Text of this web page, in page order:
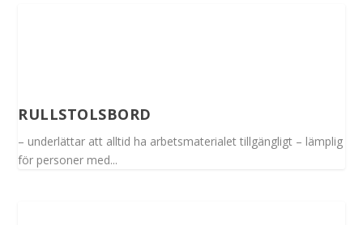
RULLSTOLSBORD
– underlättar att alltid ha arbetsmaterialet tillgängligt – lämplig
för personer med...